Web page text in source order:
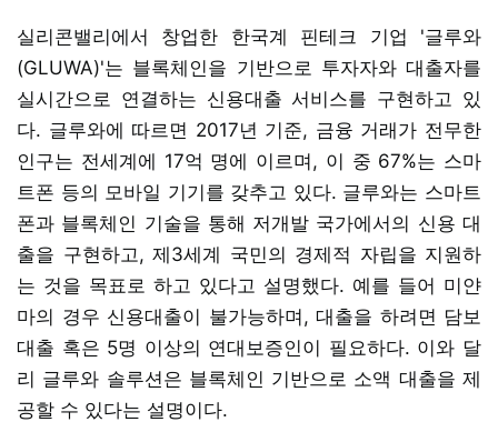
실리콘밸리에서 창업한 한국계 핀테크 기업 '글루와
(GLUWA)'는 블록체인을 기반으로 투자자와 대출자를
실시간으로 연결하는 신용대출 서비스를 구현하고 있
다. 글루와에 따르면 2017년 기준, 금융 거래가 전무한
인구는 전세계에 17억 명에 이르며, 이 중 67%는 스마
트폰 등의 모바일 기기를 갖추고 있다. 글루와는 스마트
폰과 블록체인 기술을 통해 저개발 국가에서의 신용 대
출을 구현하고, 제3세계 국민의 경제적 자립을 지원하
는 것을 목표로 하고 있다고 설명했다. 예를 들어 미얀
마의 경우 신용대출이 불가능하며, 대출을 하려면 담보
대출 혹은 5명 이상의 연대보증인이 필요하다. 이와 달
리 글루와 솔루션은 블록체인 기반으로 소액 대출을 제
공할 수 있다는 설명이다.